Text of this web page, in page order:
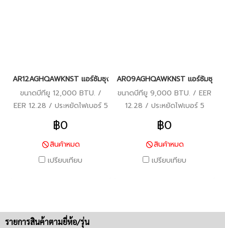
AR12AGHQAWKNST แอร์ซัมซุง (SAMSUNG) Fixed Speed R32
ขนาดบีทียู 12,000 BTU. /
EER 12.28 / ประหยัดไฟเบอร์ 5
฿0
สินค้าหมด
เปรียบเทียบ
AR09AGHQAWKNST แอร์ซัมซุง
ขนาดบีทียู 9,000 BTU. / EER
12.28 / ประหยัดไฟเบอร์ 5
฿0
สินค้าหมด
เปรียบเทียบ
รายการสินค้าตามยี่ห้อ/รุ่น